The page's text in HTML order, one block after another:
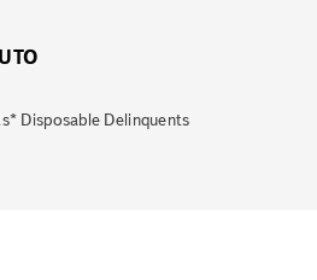
Disposable Delinquents